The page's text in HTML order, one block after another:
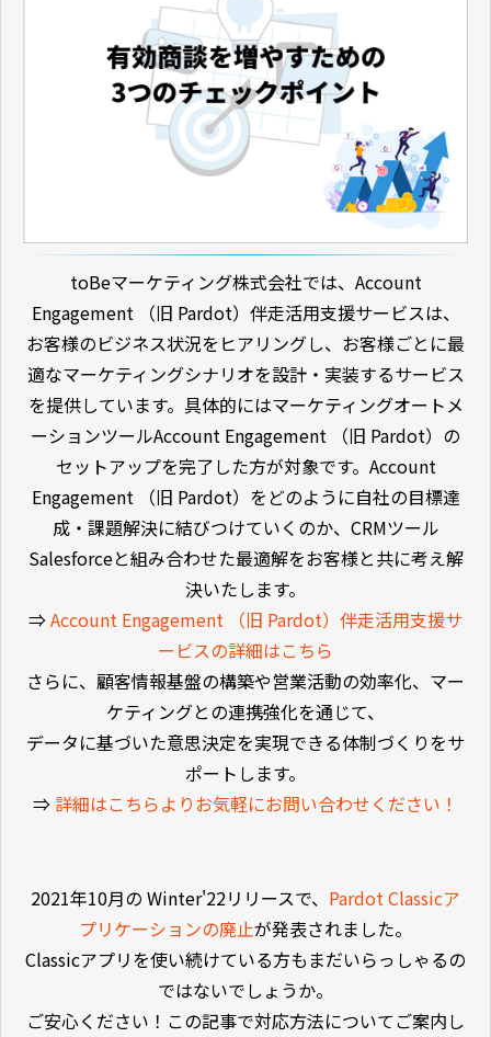
toBeマーケティング株式会社では、Account
Engagement （旧 Pardot）伴走活用支援サービスは、
お客様のビジネス状況をヒアリングし、お客様ごとに最
適なマーケティングシナリオを設計・実装するサービス
を提供しています。具体的にはマーケティングオートメ
ーションツールAccount Engagement （旧 Pardot）の
セットアップを完了した方が対象です。Account
Engagement （旧 Pardot）をどのように自社の目標達
成・課題解決に結びつけていくのか、CRMツール
Salesforceと組み合わせた最適解をお客様と共に考え解
決いたします。
⇒Account Engagement （旧 Pardot）伴走活用支援サ
ービスの詳細はこちら
さらに、顧客情報基盤の構築や営業活動の効率化、マー
ケティングとの連携強化を通じて、
データに基づいた意思決定を実現できる体制づくりをサ
ポートします。
⇒ 詳細はこちらよりお気軽にお問い合わせください！
2021年10月の Winter'22リリースで、 Pardot Classicア
プリケーションの廃止が発表されました。
Classicアプリを使い続けている方もまだいらっしゃるの
ではないでしょうか。
ご安心ください！この記事で対応方法についてご案内し